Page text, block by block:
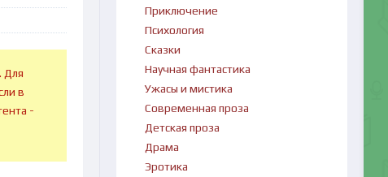
Для
в
-
Приключение
Психология
Сказки
Научная фантастика
Ужасы и мистика
Современная проза
Детская проза
Драма
Эротика